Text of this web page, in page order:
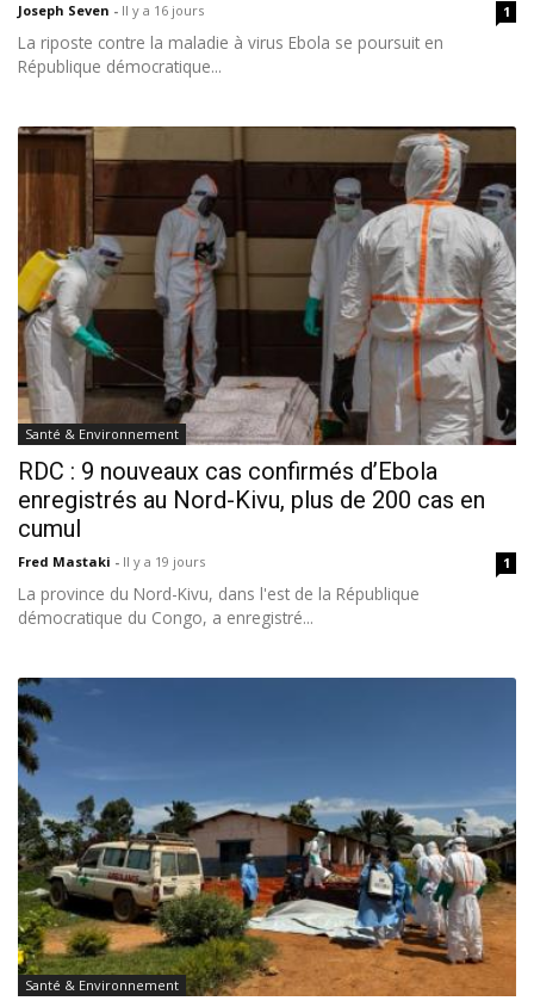
Joseph Seven - Il y a 16 jours 1
La riposte contre la maladie à virus Ebola se poursuit en
République démocratique...
Santé & Environnement
RDC : 9 nouveaux cas confirmés d’Ebola
enregistrés au Nord-Kivu, plus de 200 cas en
cumul
Fred Mastaki - Il y a 19 jours 1
La province du Nord-Kivu, dans l'est de la République
démocratique du Congo, a enregistré...
Santé & Environnement